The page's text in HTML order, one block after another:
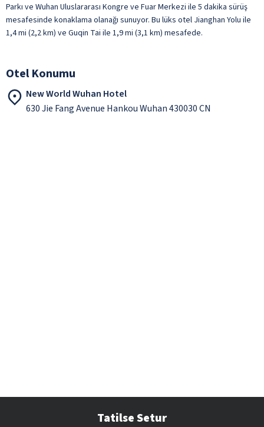
Parkı ve Wuhan Uluslararası Kongre ve Fuar Merkezi ile 5 dakika sürüş
mesafesinde konaklama olanağı sunuyor. Bu lüks otel Jianghan Yolu ile
1,4 mi (2,2 km) ve Guqin Tai ile 1,9 mi (3,1 km) mesafede.
Otel Konumu
New World Wuhan Hotel
630 Jie Fang Avenue Hankou Wuhan 430030 CN
Tatilse Setur